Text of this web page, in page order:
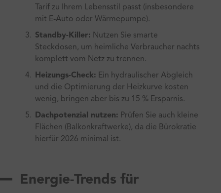
Tarif zu Ihrem Lebensstil passt (insbesondere
mit E-Auto oder Wärmepumpe).
Standby-Killer: Nutzen Sie smarte
Steckdosen, um heimliche Verbraucher nachts
komplett vom Netz zu trennen.
Heizungs-Check: Ein hydraulischer Abgleich
und die Optimierung der Heizkurve kosten
wenig, bringen aber bis zu 15 % Ersparnis.
Dachpotenzial nutzen: Prüfen Sie auch kleine
Flächen (Balkonkraftwerke), da die Bürokratie
hierfür 2026 minimal ist.
Energie-Trends für